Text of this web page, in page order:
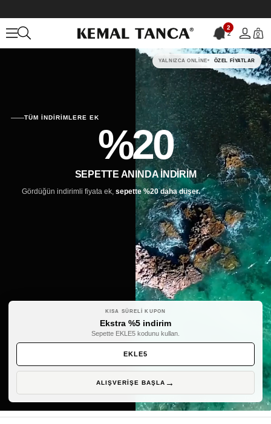
2
2 0
YALNIZCA ONLINE ÖZEL FIYATLAR
TÜM INDIRIMLERE EK
%20
SEPETTE ANINDA INDIRIM
Gördüğün indirimli fiyata ek, sepette %20 daha düşer.
KISA SÜRELI KUPON
Ekstra %5 indirim
Sepette EKLE5 kodunu kullan.
EKLE5
ALIŞVERIŞE BAŞLA